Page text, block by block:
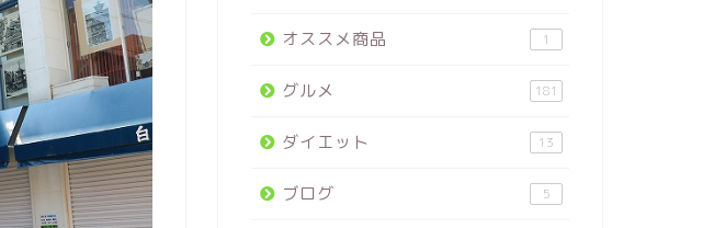
オススメ商品 1
グルメ 181
ダイエット 13
ブログ 5